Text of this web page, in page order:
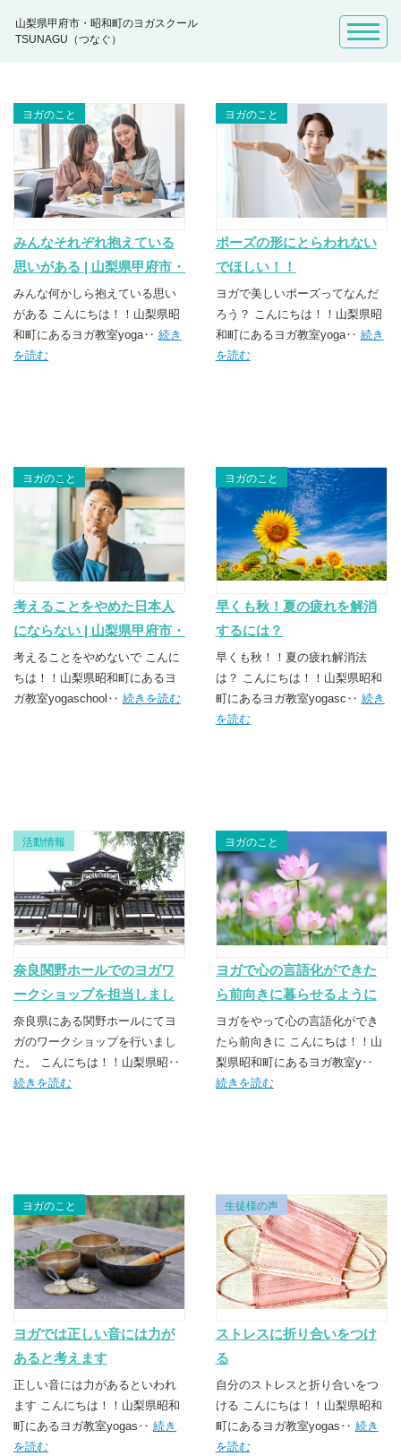
山梨県甲府市・昭和町のヨガスクール
TSUNAGU（つなぐ）
ヨガのこと
みんなそれぞれ抱えている
思いがある | 山梨県甲府市・
昭和町のヨガスクール
TSUNAGU（つなぐ）
みんな何かしら抱えている思い
がある こんにちは！！山梨県昭
和町にあるヨガ教室yoga‥ 続き
を読む
ヨガのこと
ポーズの形にとらわれない
でほしい！！
ヨガで美しいポーズってなんだ
ろう？ こんにちは！！山梨県昭
和町にあるヨガ教室yoga‥ 続き
を読む
ヨガのこと
考えることをやめた日本人
にならない | 山梨県甲府市・
昭和町のヨガスクール
TSUNAGU（つなぐ）
考えることをやめないで こんに
ちは！！山梨県昭和町にあるヨ
ガ教室yogaschool‥ 続きを読む
ヨガのこと
早くも秋！夏の疲れを解消
するには？
早くも秋！！夏の疲れ解消法
は？ こんにちは！！山梨県昭和
町にあるヨガ教室yogasc‥ 続き
を読む
活動情報
奈良関野ホールでのヨガワ
ークショップを担当しまし
た！！
奈良県にある関野ホールにてヨ
ガのワークショップを行いまし
た。 こんにちは！！山梨県昭‥
続きを読む
ヨガのこと
ヨガで心の言語化ができた
ら前向きに暮らせるように
なった
ヨガをやって心の言語化ができ
たら前向きに こんにちは！！山
梨県昭和町にあるヨガ教室y‥
続きを読む
ヨガのこと
ヨガでは正しい音には力が
あると考えます
正しい音には力があるといわれ
ます こんにちは！！山梨県昭和
町にあるヨガ教室yogas‥ 続き
を読む
生徒様の声
ストレスに折り合いをつけ
る
自分のストレスと折り合いをつ
ける こんにちは！！山梨県昭和
町にあるヨガ教室yogas‥ 続き
を読む